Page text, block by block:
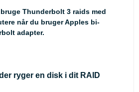
Thunderbolt 3 raids med
når du bruger Apples bi-
adapter.
ryger en disk i dit RAID